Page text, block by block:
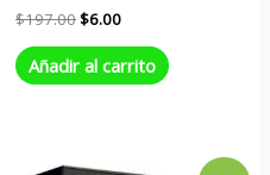
$197.00$6.00
Añadir al carrito